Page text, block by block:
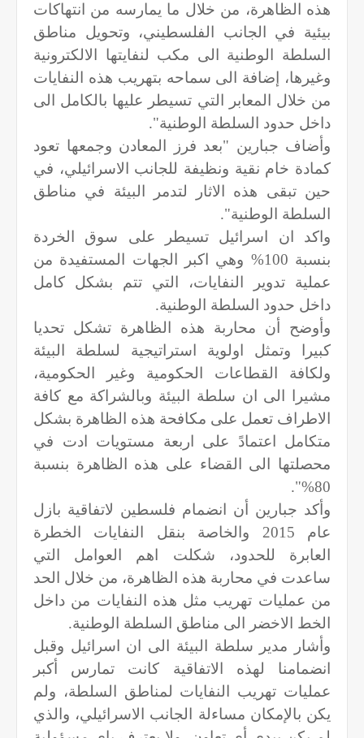
هذه الظاهرة، من خلال ما يمارسه من انتهاكات
بيئية في الجانب الفلسطيني، وتحويل مناطق
السلطة الوطنية الى مكب لنفايتها الالكترونية
وغيرها، إضافة الى سماحه بتهريب هذه النفايات
من خلال المعابر التي تسيطر عليها بالكامل الى
داخل حدود السلطة الوطنية".
وأضاف جبارين "بعد فرز المعادن وجمعها تعود
كمادة خام نقية ونظيفة للجانب الاسرائيلي، في
حين تبقى هذه الاثار لتدمر البيئة في مناطق
السلطة الوطنية".
واكد ان اسرائيل تسيطر على سوق الخردة
بنسبة 100% وهي اكبر الجهات المستفيدة من
عملية تدوير النفايات، التي تتم بشكل كامل
داخل حدود السلطة الوطنية.
وأوضح أن محاربة هذه الظاهرة تشكل تحديا
كبيرا وتمثل اولوية استراتيجية لسلطة البيئة
ولكافة القطاعات الحكومية وغير الحكومية،
مشيرا الى ان سلطة البيئة وبالشراكة مع كافة
الاطراف تعمل على مكافحة هذه الظاهرة بشكل
متكامل اعتمادً على اربعة مستويات ادت في
محصلتها الى القضاء على هذه الظاهرة بنسبة
80%".
وأكد جبارين أن انضمام فلسطين لاتفاقية بازل
عام 2015 والخاصة بنقل النفايات الخطرة
العابرة للحدود، شكلت اهم العوامل التي
ساعدت في محاربة هذه الظاهرة، من خلال الحد
من عمليات تهريب مثل هذه النفايات من داخل
الخط الاخضر الى مناطق السلطة الوطنية.
وأشار مدير سلطة البيئة الى ان اسرائيل وقبل
انضمامنا لهذه الاتفاقية كانت تمارس أكبر
عمليات تهريب النفايات لمناطق السلطة، ولم
يكن بالإمكان مساءلة الجانب الاسرائيلي، والذي